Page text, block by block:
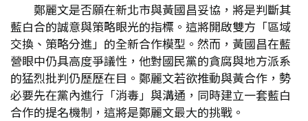
鄭麗文是否願在新北市與黃國昌妥協，將是判斷其
藍白合的誠意與策略眼光的指標。這將開啟雙方「區域
交換、策略分進」的全新合作模型。然而，黃國昌在藍
營眼中仍具高度爭議性，他對國民黨的貪腐與地方派系
的猛烈批判仍歷歷在目。鄭麗文若欲推動與黃合作，勢
必要先在黨內進行「消毒」與溝通，同時建立一套藍白
合作的提名機制，這將是鄭麗文最大的挑戰。